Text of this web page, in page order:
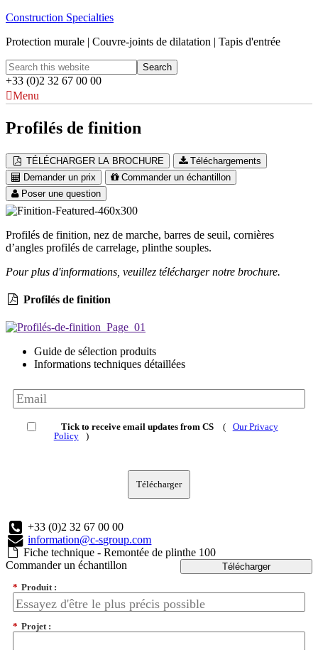
Construction Specialties
Protection murale | Couvre-joints de dilatation | Tapis d'entrée
+33 (0)2 32 67 00 00
Menu
Profilés de finition
TÉLÉCHARGER LA BROCHURE
Téléchargements
Demander un prix
Commander un échantillon
Poser une question
Profilés de finition, nez de marche, barres de seuil, cornières
d’angles profilés de carrelage, plinthe souples.
Pour plus d'informations, veuillez télécharger notre brochure.
Profilés de finition
Guide de sélection produits
Informations techniques détaillées
Tick to receive email updates from CS (
Our Privacy
Policy
)
Télécharger
+33 (0)2 32 67 00 00
information@c-sgroup.com
Fiche technique - Remontée de plinthe 100
Télécharger
Commander un échantillon
* Produit :
* Projet :